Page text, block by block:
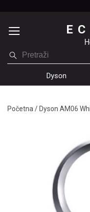
Dyson
Početna /Dyson AM06